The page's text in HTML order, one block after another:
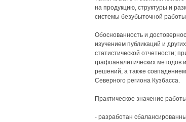
на продукцию, структуры и
системы безубыточной работы
Обоснованность и
изучением публикаций и
статистической отчетности;
графоаналитических методов
решений, а также
Северного региона Кузбасса.
Практическое значение
- разработан